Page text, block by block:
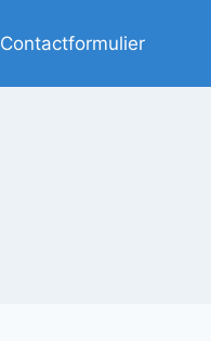
Contactformulier